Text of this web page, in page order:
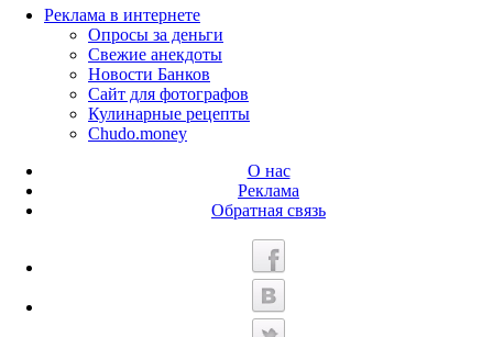
Реклама в интернете
Опросы за деньги
Свежие анекдоты
Новости Банков
Сайт для фотографов
Кулинарные рецепты
Chudo.money
О нас
Реклама
Обратная связь